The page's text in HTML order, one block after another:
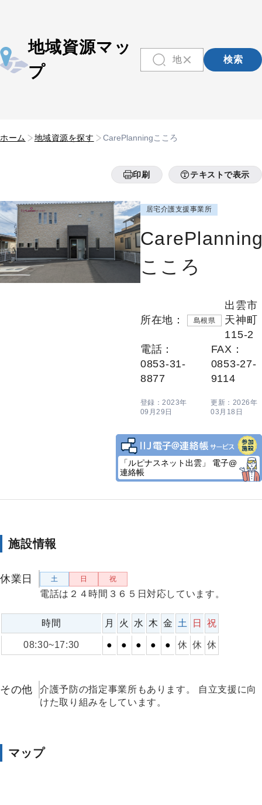
地域資源マッ
プ
検索
ホーム 地域資源を探す CarePlanningこころ
印刷 テキストで表示
居宅介護支援事業所
こころ
所在地： 島根県
出雲市
天神町
115-2
電話：
0853-31-
8877
FAX：
0853-27-
9114
登録：2023年
09月29日
更新：2026年
03月18日
「ルピナスネット出雲」 電子@
連絡帳
施設情報
休業日 土 日 祝
電話は２４時間３６５日対応しています。
時間 月 火 水 木 金 土 日 祝
08:30~17:30 ● ● ● ● ● 休 休 休
その他
介護予防の指定事業所もあります。 自立支援に向
けた取り組みをしています。
マップ